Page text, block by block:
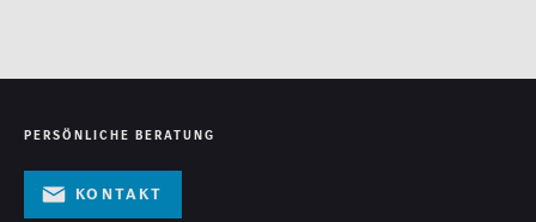
PERSÖNLICHE BERATUNG
Kontakt